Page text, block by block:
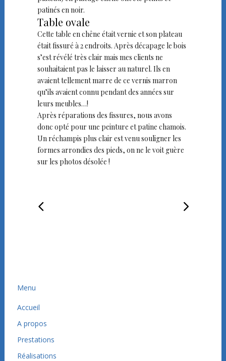
patinés en noir.
Table ovale
Cette table en chêne était vernie et son plateau
était fissuré à 2 endroits. Après décapage le bois
s’est révélé très clair mais mes clients ne
souhaitaient pas le laisser au naturel. Ils en
avaient tellement marre de ce vernis marron
qu’ils avaient connu pendant des années sur
leurs meubles…!
Après réparations des fissures, nous avons
donc opté pour une peinture et patine chamois.
Un réchampis plus clair est venu souligner les
formes arrondies des pieds, on ne le voit guère
sur les photos désolée !
Menu
Accueil
A propos
Prestations
Réalisations